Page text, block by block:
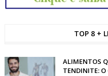
TOP 8 +
ALIMENTOS
TENDINITE: